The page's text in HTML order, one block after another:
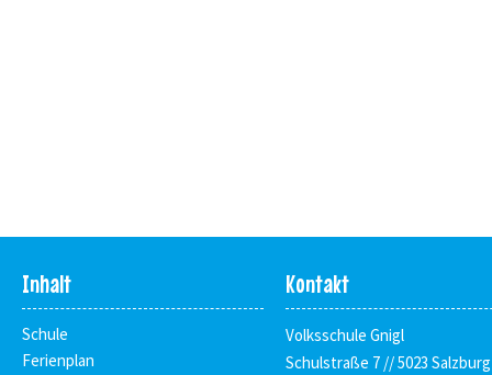
Inhalt
Schule
Ferienplan
Kontakt
Volksschule Gnigl
Schulstraße 7 // 5023 Salzburg